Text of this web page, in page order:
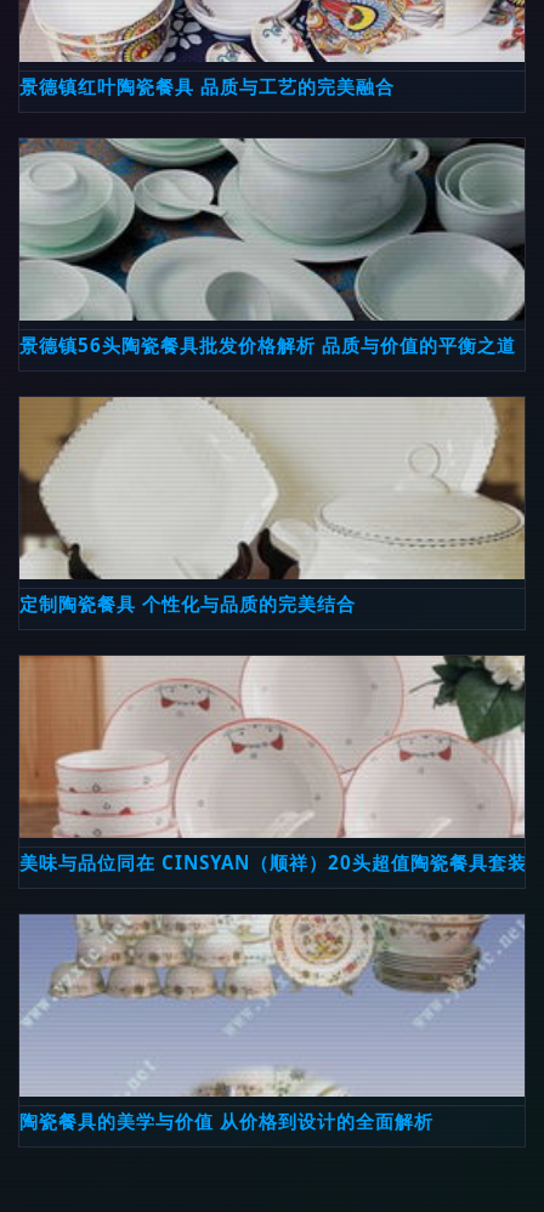
景德镇红叶陶瓷餐具 品质与工艺的完美融合
景德镇56头陶瓷餐具批发价格解析 品质与价值的平衡之道
定制陶瓷餐具 个性化与品质的完美结合
美味与品位同在 CINSYAN（顺祥）20头超值陶瓷餐具套装
陶瓷餐具的美学与价值 从价格到设计的全面解析